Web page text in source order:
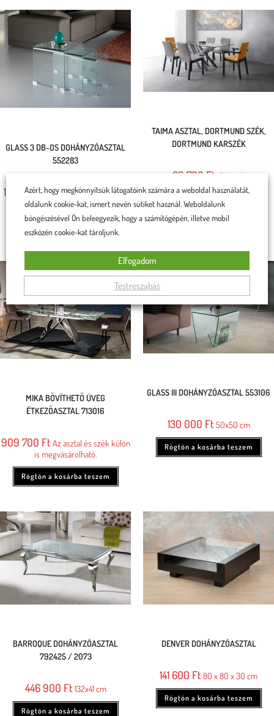
GLASS 3 DB-OS DOHÁNYZÓASZTAL
552283
159 600Ft42x42 cm és 38x38 cm
és 36x30 cm
Rögtön a kosárba teszem
TAIMA ASZTAL, DORTMUND SZÉK,
DORTMUND KARSZÉK
69 700 Ft db/szék
MIKA BŐVÍTHETŐ ÜVEG
ÉTKEZŐASZTAL 713016
909 700 Ft Az asztal és szék külön
is megvásárolható.
Rögtön a kosárba teszem
GLASS III DOHÁNYZÓASZTAL 553106
130 000 Ft 50x50 cm
Rögtön a kosárba teszem
BARROQUE DOHÁNYZÓASZTAL
792425 / 2073
446 900 Ft 132x41 cm
Rögtön a kosárba teszem
DENVER DOHÁNYZÓASZTAL
141 600 Ft 80 x 80 x 30 cm
Rögtön a kosárba teszem
Azért, hogy megkönnyítsük látogatóink számára a weboldal használatát,
oldalunk cookie-kat, ismert nevén sütiket használ. Weboldalunk
böngészésével Ön beleegyezik, hogy a számítógépén, illetve mobil
eszközén cookie-kat tároljunk.
Testreszabás
Elfogadom